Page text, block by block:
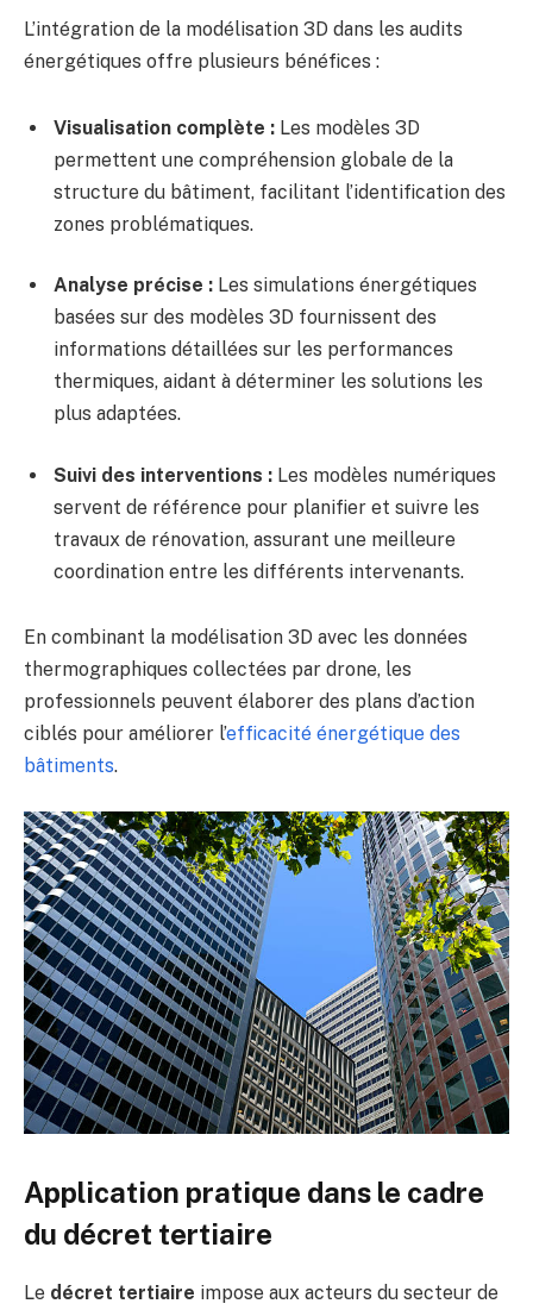
L’intégration de la modélisation 3D dans les audits
énergétiques offre plusieurs bénéfices :
Visualisation complète : Les modèles 3D
permettent une compréhension globale de la
structure du bâtiment, facilitant l’identification des
zones problématiques.
Analyse précise : Les simulations énergétiques
basées sur des modèles 3D fournissent des
informations détaillées sur les performances
thermiques, aidant à déterminer les solutions les
plus adaptées.
Suivi des interventions : Les modèles numériques
servent de référence pour planifier et suivre les
travaux de rénovation, assurant une meilleure
coordination entre les différents intervenants.
En combinant la modélisation 3D avec les données
thermographiques collectées par drone, les
professionnels peuvent élaborer des plans d’action
ciblés pour améliorer l’efficacité énergétique des
bâtiments.
Application pratique dans le cadre
du décret tertiaire
Le décret tertiaire impose aux acteurs du secteur de